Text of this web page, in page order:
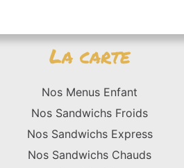
La carte
Nos Menus Enfant
Nos Sandwichs Froids
Nos Sandwichs Express
Nos Sandwichs Chauds